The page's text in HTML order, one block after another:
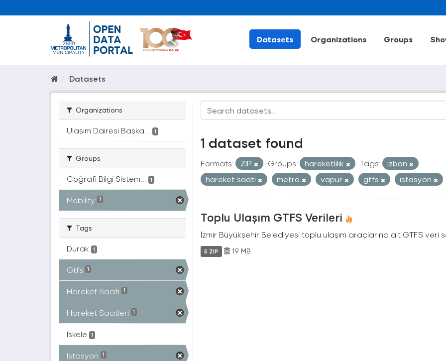
Datasets Organizations Groups
Datasets
Organizations
Ulaşım Dairesi Başka... 1
Groups
Coğrafi Bilgi Sistem... 1
Mobility 1
Tags
Durak 1
Gtfs 1
Hareket Saati 1
Hareket Saatleri 1
Iskele 1
Istasyon 1
1 dataset found
Formats: ZIP Groups: hareketlilik Tags:
izban
hareket saati
metro vapur gtfs istasyon
Toplu Ulaşım GTFS Verileri
İzmir Büyükşehir Belediyesi toplu ulaşım araçlarına ait GTFS veri
5 ZIP 19 MB